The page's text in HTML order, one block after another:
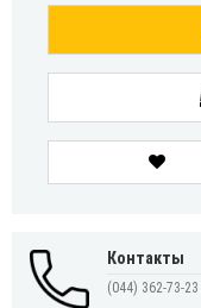
Контакты
(044) 362-73-23